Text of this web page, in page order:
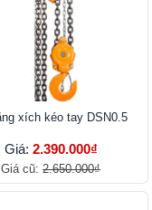
xích kéo tay DSN0.5
Giá: 2.390.000₫
Giá cũ: 2.650.000₫